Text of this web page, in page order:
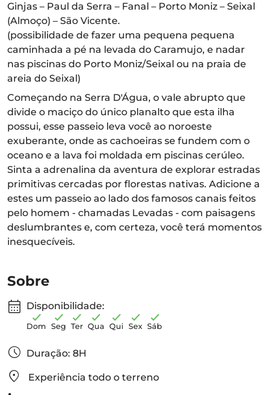
Ginjas – Paul da Serra – Fanal – Porto Moniz – Seixal
(Almoço) – São Vicente.
(possibilidade de fazer uma pequena pequena
caminhada a pé na levada do Caramujo, e nadar
nas piscinas do Porto Moniz/Seixal ou na praia de
areia do Seixal)
Começando na Serra D'Água, o vale abrupto que
divide o maciço do único planalto que esta ilha
possui, esse passeio leva você ao noroeste
exuberante, onde as cachoeiras se fundem com o
oceano e a lava foi moldada em piscinas cerúleo.
Sinta a adrenalina da aventura de explorar estradas
primitivas cercadas por florestas nativas. Adicione a
estes um passeio ao lado dos famosos canais feitos
pelo homem - chamadas Levadas - com paisagens
deslumbrantes e, com certeza, você terá momentos
inesquecíveis.
Sobre
Disponibilidade:
Dom Seg Ter Qua Qui Sex Sáb
Duração: 8H
Experiência todo o terreno